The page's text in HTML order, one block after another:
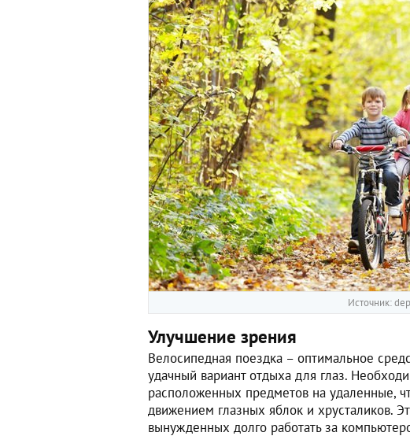
Источник:
Улучшение зрения
Велосипедная поездка – оптимальное
удачный вариант отдыха для глаз.
расположенных предметов на удаленные,
движением глазных яблок и хрусталиков.
вынужденных долго работать за